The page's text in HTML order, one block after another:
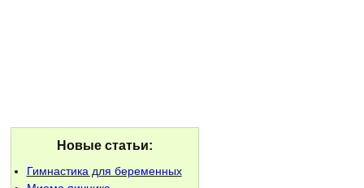
Новые статьи:
Гимнастика для беременных